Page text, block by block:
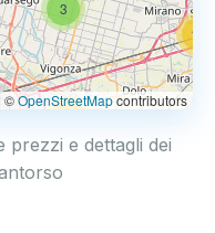
14
3
©OpenStreetMapcontributors
prezzi e dettagli dei